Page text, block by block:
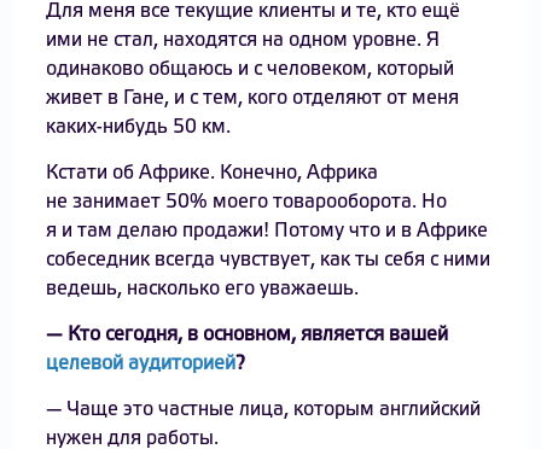
Для меня все текущие клиенты и те, кто ещё
ими не стал, находятся на одном уровне. Я
одинаково общаюсь и с человеком, который
живет в Гане, и с тем, кого отделяют от меня
каких-нибудь 50 км.
Кстати об Африке. Конечно, Африка
не занимает 50% моего товарооборота. Но
я и там делаю продажи! Потому что и в Африке
собеседник всегда чувствует, как ты себя с ними
ведешь, насколько его уважаешь.
— Кто сегодня, в основном, является вашей
целевой аудиторией?
— Чаще это частные лица, которым английский
нужен для работы.